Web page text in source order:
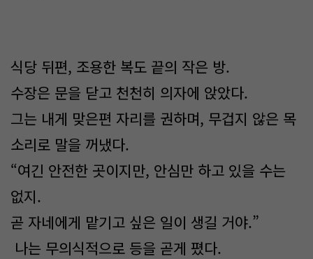
식당 뒤편, 조용한 복도 끝의 작은 방.
수장은 문을 닫고 천천히 의자에 앉았다.
그는 내게 맞은편 자리를 권하며, 무겁지 않은 목
소리로 말을 꺼냈다.
“여긴 안전한 곳이지만, 안심만 하고 있을 수는
없지.
곧 자네에게 맡기고 싶은 일이 생길 거야.”
나는 무의식적으로 등을 곧게 폈다.